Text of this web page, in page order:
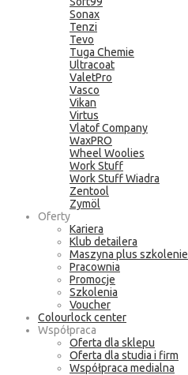
Sonax
Tenzi
Tevo
Tuga Chemie
Ultracoat
ValetPro
Vasco
Vikan
Virtus
Vlatof Company
WaxPRO
Wheel Woolies
Work Stuff
Work Stuff Wiadra
Zentool
Zymöl
Oferty
Kariera
Klub detailera
Maszyna plus szkolenie
Pracownia
Promocje
Szkolenia
Voucher
Colourlock center
Współpraca
Oferta dla sklepu
Oferta dla studia i firm
Współpraca medialna